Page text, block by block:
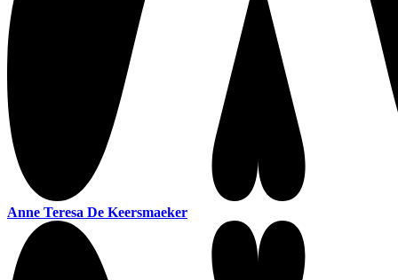
Anne Teresa De Keersmaeker